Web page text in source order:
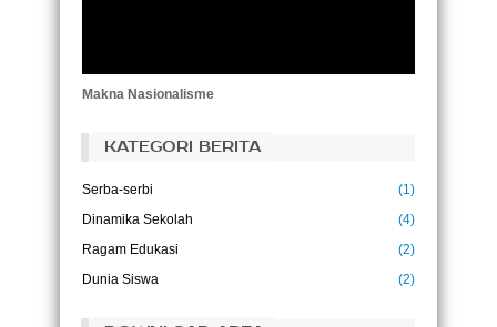
Makna Nasionalisme
KATEGORI BERITA
Serba-serbi
(1)
Dinamika Sekolah
(4)
Ragam Edukasi
(2)
Dunia Siswa
(2)